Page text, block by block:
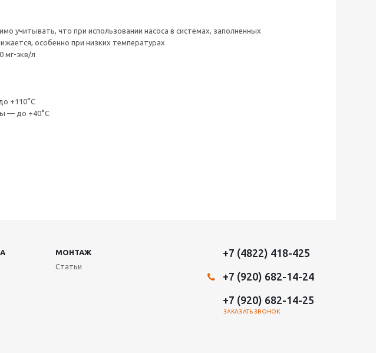
учитывать, что при использовании насоса в системах, заполненных
особенно при низких температурах
мг-экв/л
+110°С
— до +40°С
МОНТАЖ
Статьи
+7 (4822) 418-425
+7 (920) 682-14-24
+7 (920) 682-14-25
ЗАКАЗАТЬ ЗВОНОК